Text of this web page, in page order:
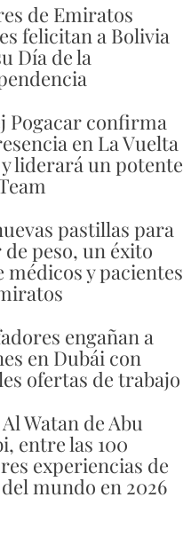
de Emiratos
felicitan a Bolivia
Día de la
Pogacar confirma
en La Vuelta
y liderará un potente
pastillas para
peso, un éxito
médicos y pacientes
engañan a
en Dubái con
ofertas de trabajo
Watan de Abu
entre las 100
experiencias de
mundo en 2026